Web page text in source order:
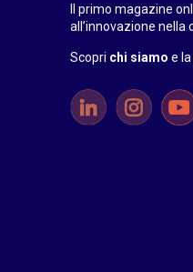
Il primo magazine
all’innovazione nella
Scopri chi siamo e